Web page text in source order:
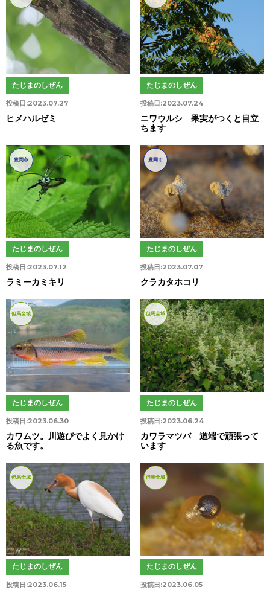
投稿日:2023.07.27
たじまのしぜん
ヒメハルゼミ
投稿日:2023.07.24
たじまのしぜん
ニワウルシ 果実がつくと目立
ちます
豊岡市
投稿日:2023.07.12
たじまのしぜん
ラミーカミキリ
豊岡市
投稿日:2023.07.07
たじまのしぜん
クラカタホコリ
但馬全域
投稿日:2023.06.30
たじまのしぜん
カワムツ。川遊びでよく見かけ
る魚です。
但馬全域
投稿日:2023.06.24
たじまのしぜん
カワラマツバ 道端で頑張って
います
但馬全域
投稿日:2023.06.15
たじまのしぜん
但馬全域
投稿日:2023.06.05
たじまのしぜん